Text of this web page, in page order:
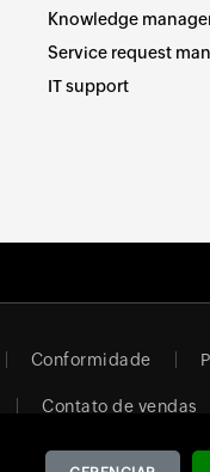
Knowledge
Service request
IT support
Conformidade
Contato de vendas